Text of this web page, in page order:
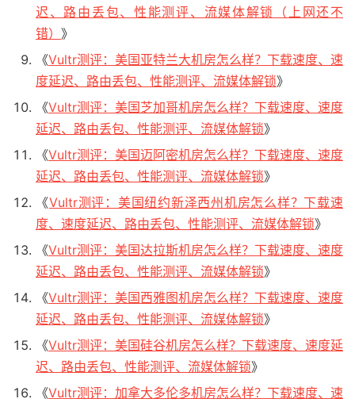
迟、路由丢包、性能测评、流媒体解锁（上网还不
错） 》
《Vultr测评：美国亚特兰大机房怎么样？下载速度、速
度延迟、路由丢包、性能测评、流媒体解锁》
《Vultr测评：美国芝加哥机房怎么样？下载速度、速度
延迟、路由丢包、性能测评、流媒体解锁》
《Vultr测评：美国迈阿密机房怎么样？下载速度、速度
延迟、路由丢包、性能测评、流媒体解锁》
《Vultr测评：美国纽约新泽西州机房怎么样？下载速
度、速度延迟、路由丢包、性能测评、流媒体解锁》
《Vultr测评：美国达拉斯机房怎么样？下载速度、速度
延迟、路由丢包、性能测评、流媒体解锁》
《Vultr测评：美国西雅图机房怎么样？下载速度、速度
延迟、路由丢包、性能测评、流媒体解锁》
《Vultr测评：美国硅谷机房怎么样？下载速度、速度延
迟、路由丢包、性能测评、流媒体解锁》
《Vultr测评：加拿大多伦多机房怎么样？下载速度、速